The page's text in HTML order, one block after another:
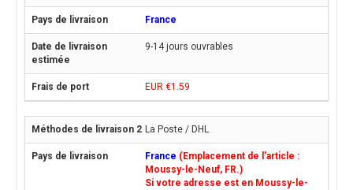
France
9-14 jours ouvrables
EUR €1.59
La Poste / DHL
France (Emplacement de l'article :
Moussy-le-Neuf, FR.)
Si votre adresse est en Moussy-le-